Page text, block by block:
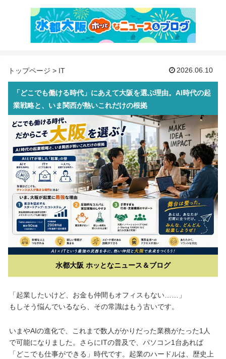
トップページ > IT 2026.06.10
「どこでも働ける時代」にあえて大阪を選ぶ理由。AI時代の起
業戦略と、いま関西が熱いこれだけの根拠
水都大阪 ホッとなニュース＆ブログ
「起業したいけど、お金も仲間もオフィスもない……」
もしそう悩んでいるなら、その常識はもう古いです。
いまやAIの進化で、これまで数人がかりだった業務がたった1人
で可能になりました。さらにITの普及で、パソコン1台あれば
「どこでも仕事ができる」時代です。起業のハードルは、歴史上